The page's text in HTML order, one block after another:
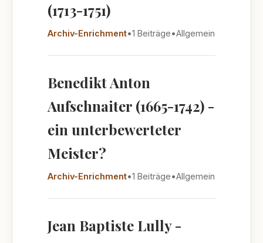
(1713-1751)
Archiv-Enrichment•1 Beiträge•Allgemein
Benedikt Anton
Aufschnaiter (1665-1742) -
ein unterbewerteter
Meister?
Archiv-Enrichment•1 Beiträge•Allgemein
Jean Baptiste Lully -